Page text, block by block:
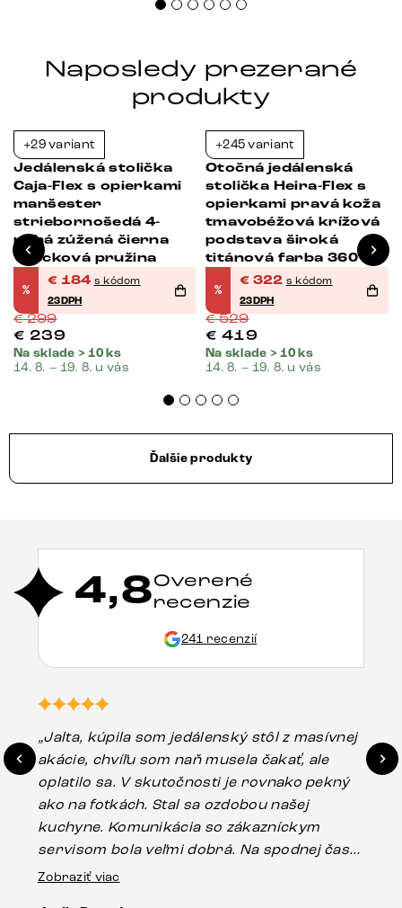
Naposledy prezerané
produkty
+29 variant
Jedálenská stolička
Caja-Flex s opierkami
manšester
striebornošedá 4-
nohá zúžená čierna
vrecková pružina
%
€ 184 s kódom
23DPH
€299
€ 239
Na sklade > 10 ks
14. 8. – 19. 8. u vás
+245 variant
Otočná jedálenská
stolička Heira-Flex s
opierkami pravá koža
tmavobéžová krížová
podstava široká
titánová farba 360°
otočná vrecková
pružina
%
€ 322 s kódom
23DPH
€529
€ 419
Na sklade > 10 ks
14. 8. – 19. 8. u vás
Ďalšie produkty
4,8Overené
recenzie
241 recenzií
„Jalta, kúpila som jedálenský stôl z masívnej
akácie, chvíľu som naň musela čakať, ale
oplatilo sa. V skutočnosti je rovnako pekný
ako na fotkách. Stal sa ozdobou našej
kuchyne. Komunikácia so zákazníckym
servisom bola veľmi dobrá. Na spodnej časti
stola bolo malé poškodenie, pravdepodobne
Zobraziť viac